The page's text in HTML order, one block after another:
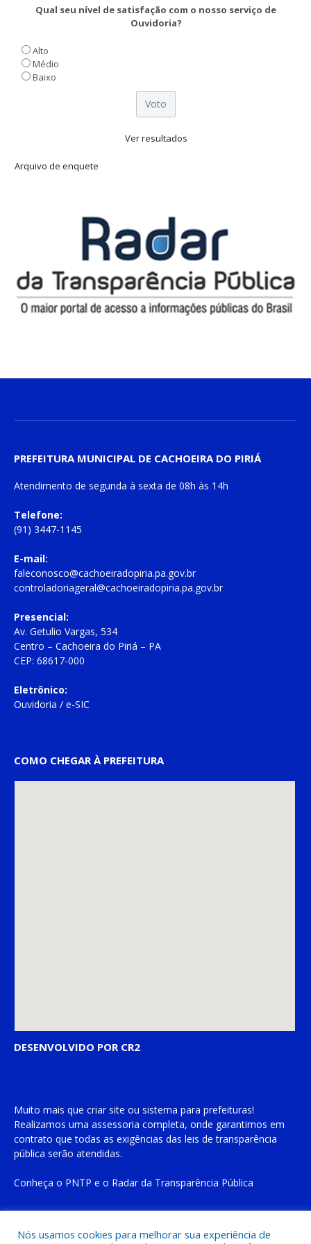
Qual seu nível de satisfação com o nosso serviço de
Ouvidoria?
Alto
Médio
Baixo
Ver resultados
Arquivo de enquete
PREFEITURA MUNICIPAL DE CACHOEIRA DO PIRIÁ
Atendimento de segunda à sexta de 08h às 14h
Telefone:
(91) 3447-1145
E-mail:
faleconosco@cachoeiradopiria.pa.gov.br
controladoriageral@cachoeiradopiria.pa.gov.br
Presencial:
Av. Getulio Vargas, 534
Centro – Cachoeira do Piriá – PA
CEP: 68617-000
Eletrônico:
Ouvidoria / e-SIC
COMO CHEGAR À PREFEITURA
DESENVOLVIDO POR CR2
Muito mais que criar site ou sistema para prefeituras!
Realizamos uma assessoria completa, onde garantimos em
contrato que todas as exigências das leis de transparência
pública serão atendidas.
Conheça o PNTP e o Radar da Transparência Pública
Nós usamos cookies para melhorar sua experiência de